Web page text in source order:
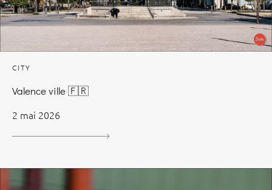
CITY
Valence ville 🇫🇷
2 mai 2026